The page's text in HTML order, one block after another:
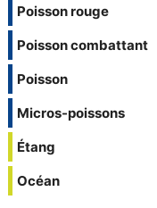
Poisson rouge
Poisson combattant
Poisson
Micros-poissons
Étang
Océan